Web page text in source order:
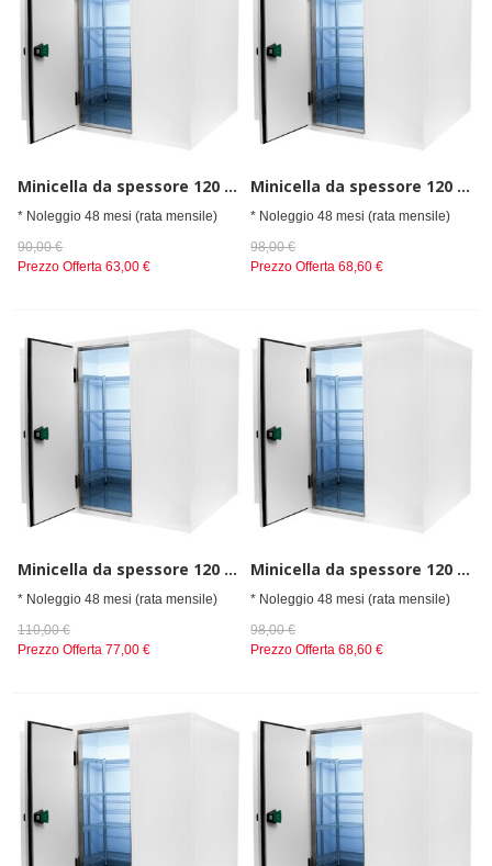
Minicella da spessore 120 mm, Dimensioni esterne (LxPxA) 1800x1800x2200 mm
* Noleggio 48 mesi (rata mensile)
90,00 €
Prezzo Offerta 63,00 €
Minicella da spessore 120 mm, Dimensioni esterne (LxPxA) 1800x2100x2200 mm
* Noleggio 48 mesi (rata mensile)
98,00 €
Prezzo Offerta 68,60 €
Minicella da spessore 120 mm, Dimensioni esterne (LxPxA) 1800x2400x2200 mm
* Noleggio 48 mesi (rata mensile)
110,00 €
Prezzo Offerta 77,00 €
Minicella da spessore 120 mm, Dimensioni esterne (LxPxA) 2100x1800x2200 mm
* Noleggio 48 mesi (rata mensile)
98,00 €
Prezzo Offerta 68,60 €